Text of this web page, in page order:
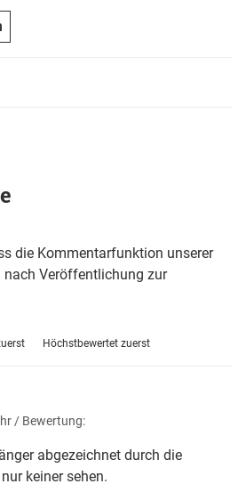
die Kommentarfunktion unserer
nach Veröffentlichung zur
Höchstbewertet zuerst
/ Bewertung:
abgezeichnet durch die
keiner sehen.